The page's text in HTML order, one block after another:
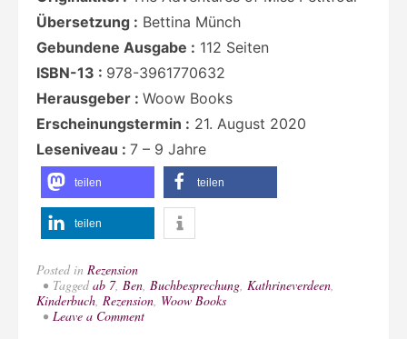
Übersetzung : Bettina Münch
Gebundene Ausgabe : 112 Seiten
ISBN-13 : 978-3961770632
Herausgeber : Woow Books
Erscheinungstermin : 21. August 2020
Leseniveau : 7 – 9 Jahre
teilen teilen
teilen
Posted in Rezension
Taggedab 7, Ben Buchbesprechung Kathrineverdeen
Kinderbuch Rezension Woow Books
Leave a Commenton